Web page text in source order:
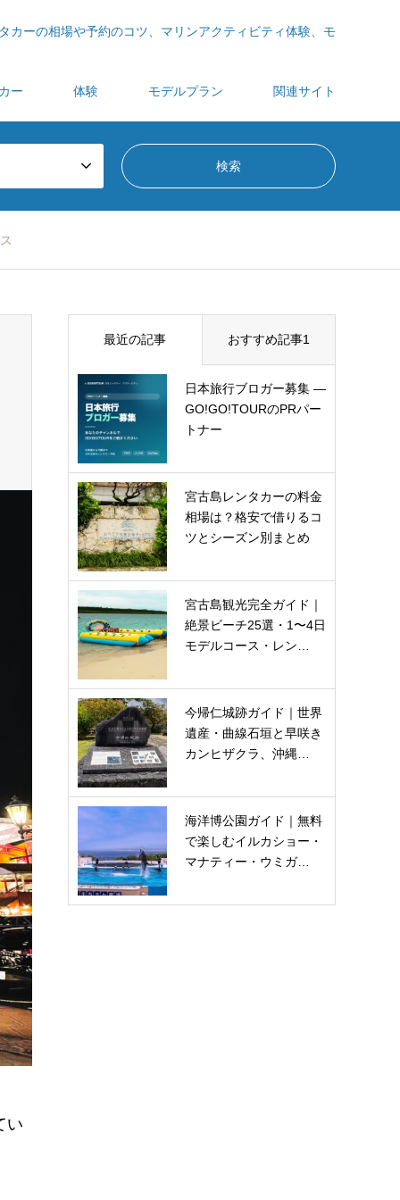
カーの相場や予約のコツ、マリンアクティビティ体験、モ
ー 体験 モデルプラン 関連サイト
い
最近の記事 おすすめ記事1
日本旅行ブロガー募集 —
GO!GO!TOURのPRパー
トナー
宮古島レンタカーの料金
相場は？格安で借りるコ
ツとシーズン別まとめ
宮古島観光完全ガイド｜
絶景ビーチ25選・1〜4日
モデルコース・レン…
今帰仁城跡ガイド｜世界
遺産・曲線石垣と早咲き
カンヒザクラ、沖縄…
海洋博公園ガイド｜無料
で楽しむイルカショー・
マナティー・ウミガ…